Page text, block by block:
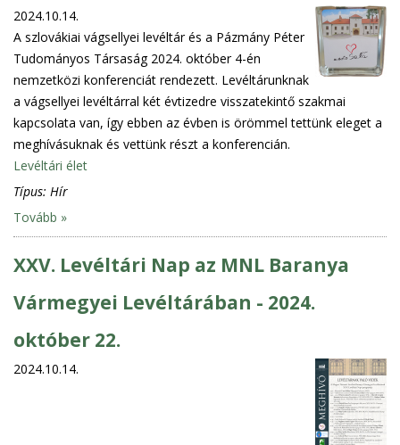
2024.10.14.
A szlovákiai vágsellyei levéltár és a Pázmány Péter
Tudományos Társaság 2024. október 4-én
nemzetközi konferenciát rendezett. Levéltárunknak
a vágsellyei levéltárral két évtizedre visszatekintő szakmai
kapcsolata van, így ebben az évben is örömmel tettünk eleget a
meghívásuknak és vettünk részt a konferencián.
Levéltári élet
Típus: Hír
Tovább »
XXV. Levéltári Nap az MNL Baranya
Vármegyei Levéltárában - 2024.
október 22.
2024.10.14.